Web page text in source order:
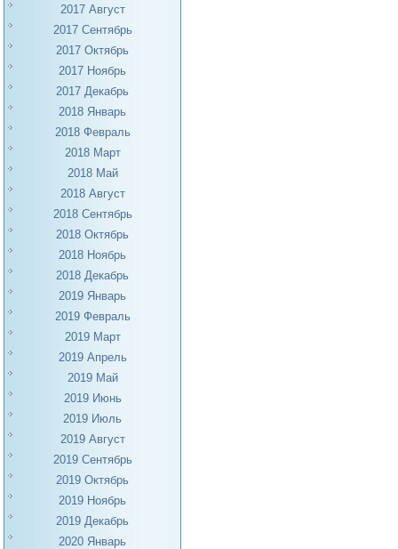
2017 Август
2017 Сентябрь
2017 Октябрь
2017 Ноябрь
2017 Декабрь
2018 Январь
2018 Февраль
2018 Март
2018 Май
2018 Август
2018 Сентябрь
2018 Октябрь
2018 Ноябрь
2018 Декабрь
2019 Январь
2019 Февраль
2019 Март
2019 Апрель
2019 Май
2019 Июнь
2019 Июль
2019 Август
2019 Сентябрь
2019 Октябрь
2019 Ноябрь
2019 Декабрь
2020 Январь